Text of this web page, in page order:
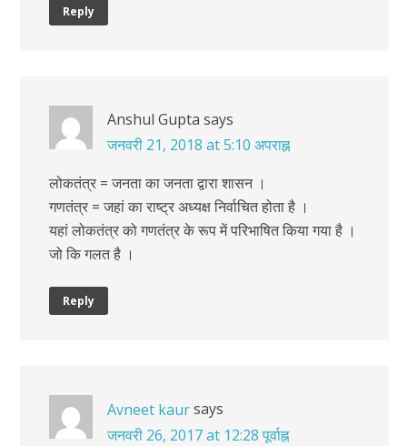
Reply
Anshul Gupta says
जनवरी 21, 2018 at 5:10 अपराह्न
लोकतंत्र = जनता का जनता द्वारा शासन ।
गणतंत्र = जहां का राष्ट्र अध्यक्ष निर्वाचित होता है ।
यहां लोकतंत्र को गणतंत्र के रूप में परिभाषित किया गया है ।
जो कि गलत है ।
Reply
Avneet kaursays
जनवरी 26, 2017 at 12:28 पूर्वाह्न